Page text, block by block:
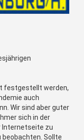
festgestellt werden,
auch
Wir sind aber guter
sich in der
Internetseite zu
beobachten. Sollte